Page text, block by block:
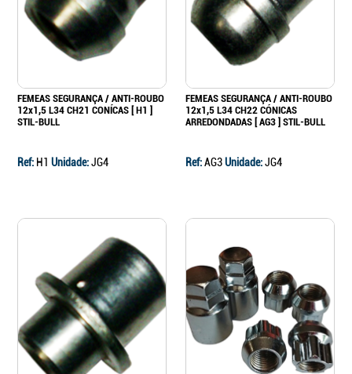
FEMEAS SEGURANÇA / ANTI-ROUBO
12x1,5 L34 CH21 CONÍCAS [ H1 ]
STIL-BULL
Ref: H1 Unidade:JG4
FEMEAS SEGURANÇA / ANTI-ROUBO
12x1,5 L34 CH22 CÓNICAS
ARREDONDADAS [ AG3 ] STIL-BULL
Ref:AG3Unidade:JG4